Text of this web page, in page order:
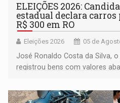
ELEIÇÕES 2026:
estadual declara carros
R$ 300 em RO
Eleições 2026 05 de
José Ronaldo Costa da Silva,
registrou bens com valores
milhões